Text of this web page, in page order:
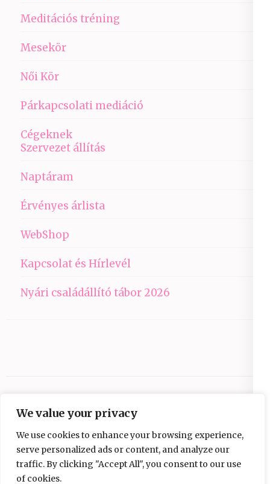
We value your privacy
We use cookies to enhance your browsing experience,
serve personalized ads or content, and analyze our
traffic. By clicking "Accept All", you consent to our use
of cookies.
Meditációs tréning
Mesekör
Női Kör
Párkapcsolati mediáció
Cégeknek
Szervezet állítás
Naptáram
Érvényes árlista
WebShop
Kapcsolat és Hírlevél
Nyári családállító tábor 2026
Copyright © 2026Ezüst-Híd.
Elegant Pink